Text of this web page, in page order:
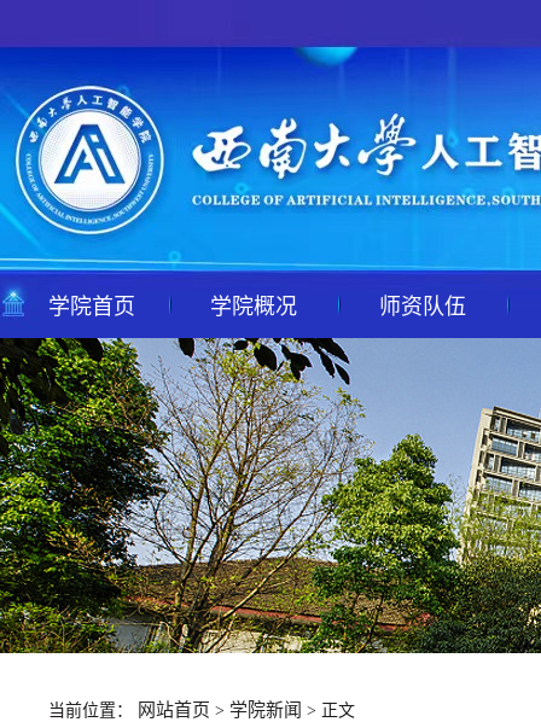
学院首页 学院概况 师资队伍
当前位置： 网站首页 > 学院新闻 > 正文